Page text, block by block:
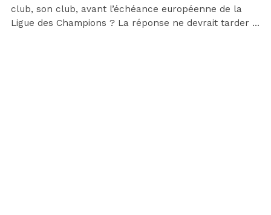
club, son club, avant l’échéance européenne de la
Ligue des Champions ? La réponse ne devrait tarder …